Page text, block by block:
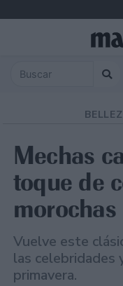
Mechas
toque de
morochas
Vuelve este
las celebridades
primavera.